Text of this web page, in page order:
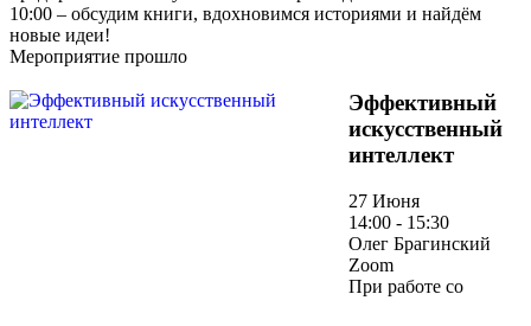
10:00 – обсудим книги, вдохновимся историями и найдём
новые идеи!
Мероприятие прошло
Эффективный
искусственный
интеллект
27 Июня
14:00 - 15:30
Олег Брагинский
Zoom
При работе со